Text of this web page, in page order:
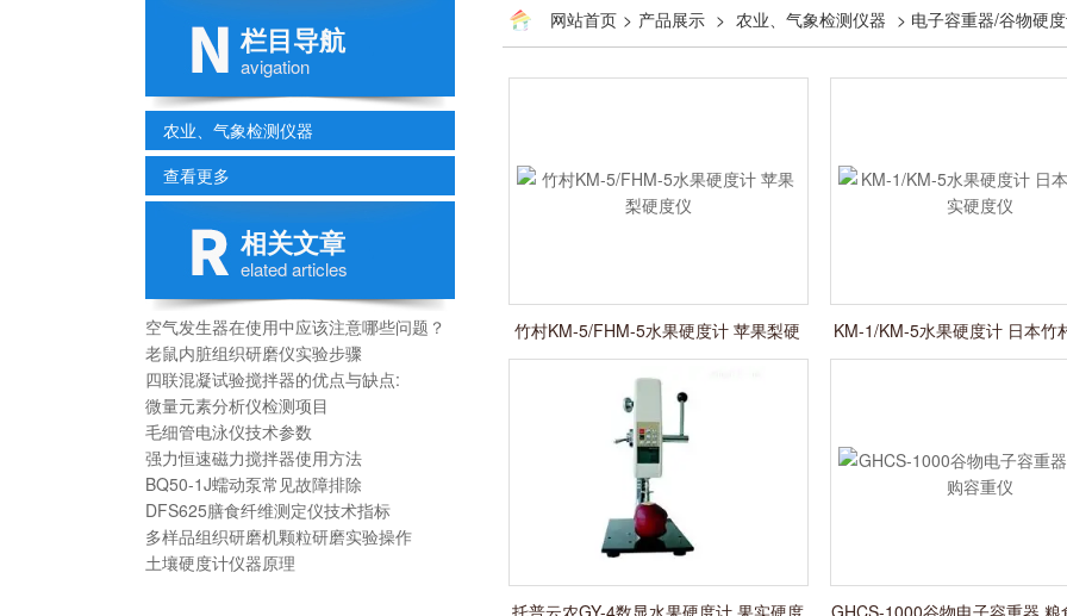
栏目导航
avigation
农业、气象检测仪器
查看更多
相关文章
elated articles
空气发生器在使用中应该注意哪些问题？
老鼠内脏组织研磨仪实验步骤
四联混凝试验搅拌器的优点与缺点:
微量元素分析仪检测项目
毛细管电泳仪技术参数
强力恒速磁力搅拌器使用方法
BQ50-1J蠕动泵常见故障排除
DFS625膳食纤维测定仪技术指标
多样品组织研磨机颗粒研磨实验操作
土壤硬度计仪器原理
网站首页 > 产品展示 > 农业、气象检测仪器 > 电子容重器/谷物硬
竹村KM-5/FHM-5水果硬度计 苹果梨硬
度仪
KM-1/KM-5水果硬度计 日本竹
度仪
托普云农GY-4数显水果硬度计 果实硬度 GHCS-1000谷物电子容重器 粮